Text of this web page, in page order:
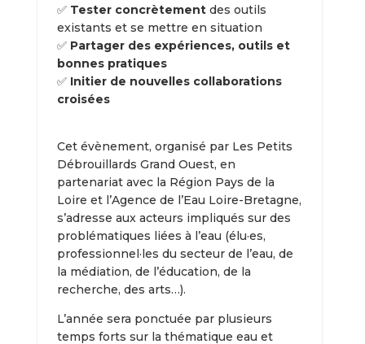
✅ Tester concrètementdes outils
existants et se mettre en situation
✅ Partager des expériences, outils et
bonnes pratiques
✅ Initier de nouvelles collaborations
croisées
Cet évènement, organisé par Les Petits
Débrouillards Grand Ouest, en
partenariat avec la Région Pays de la
Loire et l’Agence de l’Eau Loire-Bretagne,
s’adresse aux acteurs impliqués sur des
problématiques liées à l’eau (élu·es,
professionnel·les du secteur de l’eau, de
la médiation, de l’éducation, de la
recherche, des arts…).
L’année sera ponctuée par plusieurs
temps forts sur la thématique eau et